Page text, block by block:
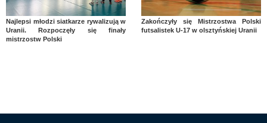
Najlepsi młodzi siatkarze rywalizują w
Uranii. Rozpoczęły się finały
mistrzostw Polski
Zakończyły się Mistrzostwa Polski
futsalistek U-17 w olsztyńskiej Uranii